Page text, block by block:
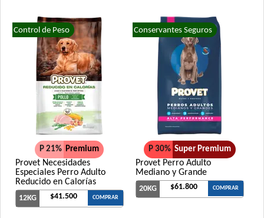
Control de Peso
P 21% Premium
Provet Necesidades
Especiales Perro Adulto
Reducido en Calorías
12KG $41.500 COMPRAR
Conservantes Seguros
P 30% Super Premium
Provet Perro Adulto
Mediano y Grande
20KG $61.800 COMPRAR